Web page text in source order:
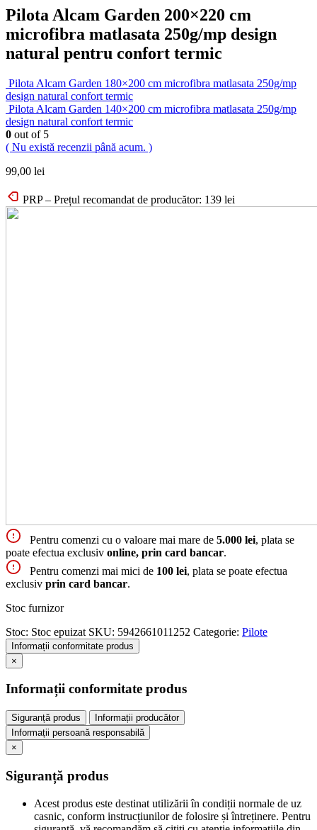
Pilota Alcam Garden 200×220 cm
microfibra matlasata 250g/mp design
natural pentru confort termic
Pilota Alcam Garden 180×200 cm microfibra matlasata 250g/mp
design natural confort termic
Pilota Alcam Garden 140×200 cm microfibra matlasata 250g/mp
design natural confort termic
0 out of 5
( Nu există recenzii până acum. )
99,00 lei
PRP – Prețul recomandat de producător: 139 lei
Pentru comenzi cu o valoare mai mare de 5.000 lei, plata se
poate efectua exclusiv online, prin card bancar.
Pentru comenzi mai mici de 100 lei, plata se poate efectua
exclusiv prin card bancar.
Stoc furnizor
Stoc: Stoc epuizat SKU: 5942661011252 Categorie: Pilote
Informații conformitate produs
×
Informații conformitate produs
Siguranță produs
Informații producător
Informații persoană responsabilă
×
Siguranță produs
Acest produs este destinat utilizării în condiții normale de uz
casnic, conform instrucțiunilor de folosire și întreținere. Pentru